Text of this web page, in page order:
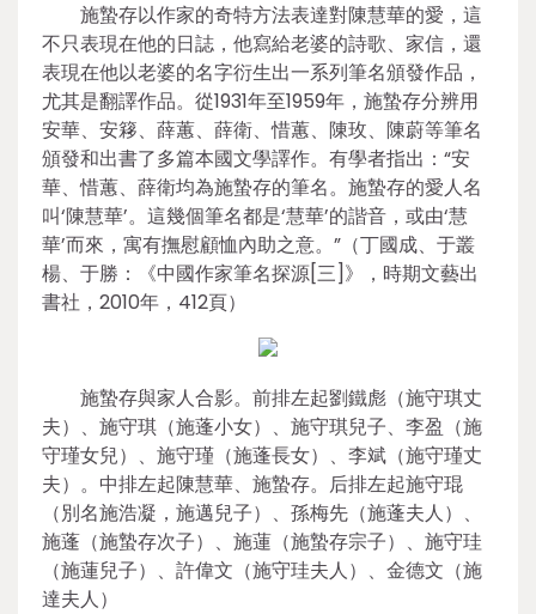
施蟄存以作家的奇特方法表達對陳慧華的愛，這
不只表現在他的日誌，他寫給老婆的詩歌、家信，還
表現在他以老婆的名字衍生出一系列筆名頒發作品，
尤其是翻譯作品。從1931年至1959年，施蟄存分辨用
安華、安簃、薛蕙、薛衛、惜蕙、陳玫、陳蔚等筆名
頒發和出書了多篇本國文學譯作。有學者指出：“安
華、惜蕙、薛衛均為施蟄存的筆名。施蟄存的愛人名
叫‘陳慧華’。這幾個筆名都是‘慧華’的諧音，或由‘慧
華’而來，寓有撫慰顧恤內助之意。”（丁國成、于叢
楊、于勝：《中國作家筆名探源[三]》，時期文藝出
書社，2010年，412頁）
施蟄存與家人合影。前排左起劉鐵彪（施守琪丈
夫）、施守琪（施蓬小女）、施守琪兒子、李盈（施
守瑾女兒）、施守瑾（施蓬長女）、李斌（施守瑾丈
夫）。中排左起陳慧華、施蟄存。后排左起施守琨
（別名施浩凝，施邁兒子）、孫梅先（施蓬夫人）、
施蓬（施蟄存次子）、施蓮（施蟄存宗子）、施守珪
（施蓮兒子）、許偉文（施守珪夫人）、金德文（施
達夫人）